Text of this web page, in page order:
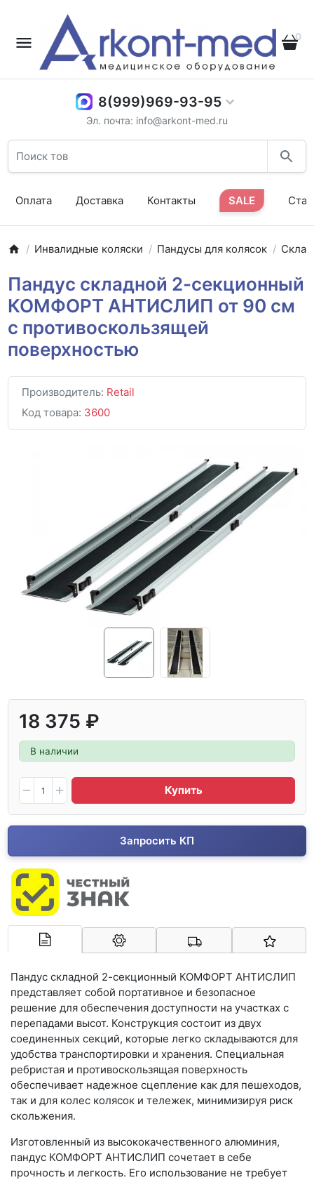
0
8(999)969-93-95
Эл. почта: info@arkont-med.ru
Оплата Доставка Контакты SALE
Инвалидные коляски Пандусы для колясок
Пандус складной 2-секционный
КОМФОРТ АНТИСЛИП от 90 см
с противоскользящей
поверхностью
Производитель: Retail
Код товара: 3600
18 375 ₽
В наличии
Купить
Запросить КП
Арконт-Мед
Пандус складной 2-секционный КОМФОРТ АНТИСЛИП
представляет собой портативное и безопасное
решение для обеспечения доступности на участках с
перепадами высот. Конструкция состоит из двух
соединенных секций, которые легко складываются для
удобства транспортировки и хранения. Специальная
ребристая и противоскользящая поверхность
обеспечивает надежное сцепление как для пешеходов,
так и для колес колясок и тележек, минимизируя риск
скольжения.
Изготовленный из высококачественного алюминия,
пандус КОМФОРТ АНТИСЛИП сочетает в себе
прочность и легкость. Его использование не требует